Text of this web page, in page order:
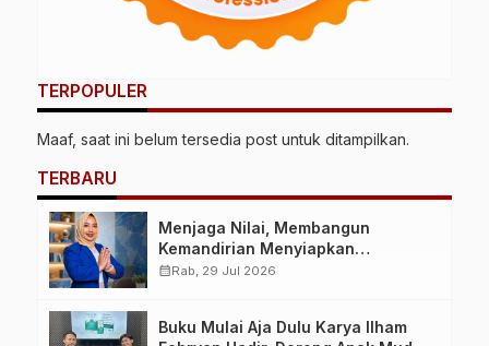
TERPOPULER
Maaf, saat ini belum tersedia post untuk ditampilkan.
TERBARU
Menjaga Nilai, Membangun
Kemandirian Menyiapkan
Kepemimpinan Ekonomi Perempuan
Jamaah
calendar_monthRab, 29 Jul 2026
Buku Mulai Aja Dulu Karya Ilham